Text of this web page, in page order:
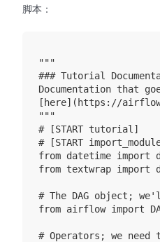
脚本：
"""
### Tutorial
Documentation that
[here](https://
"""
# [START tutorial]
# [START
from datetime import
from textwrap import
# The DAG object;
from airflow import
# Operators; we